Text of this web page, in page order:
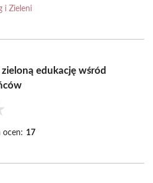
i Zieleni
edukację wśród
ocen: 17